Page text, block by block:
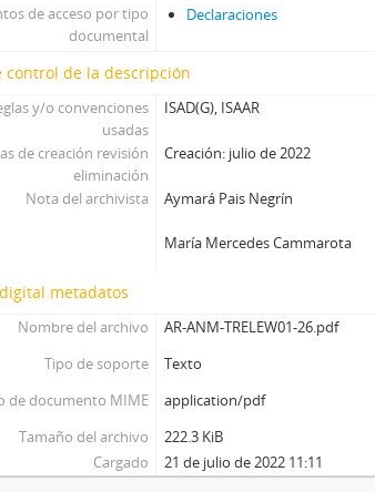
de acceso por tipo
documental
Declaraciones
control de la descripción
y/o convenciones
usadas
ISAD(G), ISAAR
de creación revisión
eliminación
Creación: julio de 2022
Nota del archivista Aymará Pais Negrín
María Mercedes Cammarota
metadatos
Nombre del archivo
AR-ANM-TRELEW01-26.pdf
Tipo de soporte
Texto
de documento MIME
application/pdf
Tamaño del archivo
222.3 KiB
Cargado
21 de julio de 2022 11:11